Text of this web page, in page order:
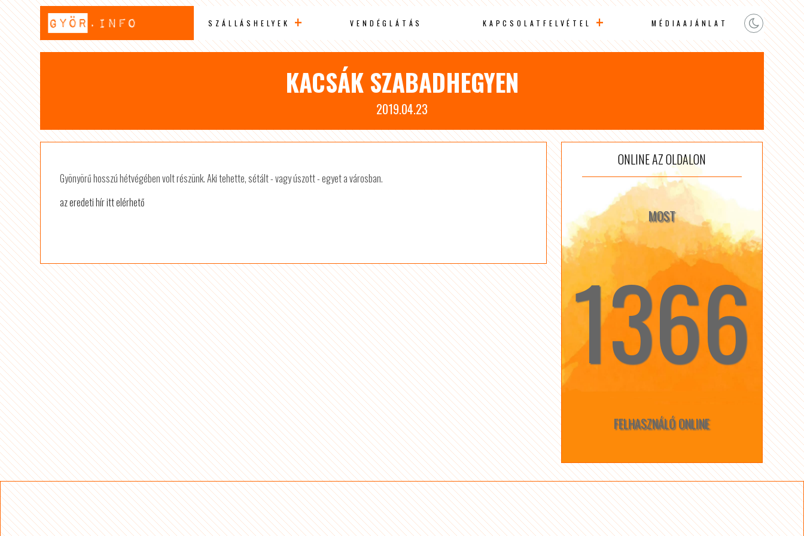
SZÁLLÁSHELYEK VENDÉGLÁTÁS KAPCSOLATFELVÉTEL MÉDIAAJÁNLAT
KACSÁK SZABADHEGYEN
2019.04.23
Gyönyörű hosszú hétvégében volt részünk. Aki tehette, sétált - vagy úszott - egyet a városban.
az eredeti hír itt elérhető
ONLINE AZ OLDALON
MOST
☆ 1366 ☆
FELHASZNÁLÓ ONLINE